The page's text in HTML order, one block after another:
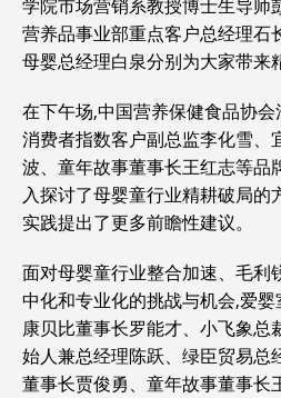
学院市场营销系教授博士生导师
营养品事业部重点客户总经理石
母婴总经理白泉分别为大家带来
在下午场,中国营养保健食品协
消费者指数客户副总监李化雪、
波、童年故事董事长王红志等品
入探讨了母婴童行业精耕破局的
实践提出了更多前瞻性建议。
面对母婴童行业整合加速、毛利
中化和专业化的挑战与机会,爱
康贝比董事长罗能才、小飞象总
始人兼总经理陈跃、绿臣贸易总
董事长贾俊勇、童年故事董事长